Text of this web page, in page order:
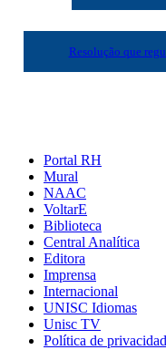
Resolução que
Portal RH
Mural
NAAC
VoltarE
Biblioteca
Central Analítica
Editora
Imprensa
Internacional
UNISC Idiomas
Unisc TV
Política de